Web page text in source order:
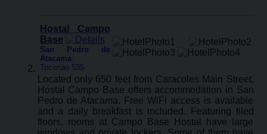
Hostal Campo
Base
San Pedro de
Atacama:
Toconao 535
Located only 650 feet from Caracoles Main Street,
Hostal Campo Base offers accommodation in San
Pedro de Atacama. Free WiFi access is available
and a daily breakfast is included. Featuring tiled
floors, rooms at Campo Base Hostal have large